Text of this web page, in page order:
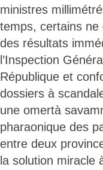
ministres
temps, certains ne
des résultats
l’Inspection
République et
dossiers à
une omertà
pharaonique des
entre deux
la solution miracle